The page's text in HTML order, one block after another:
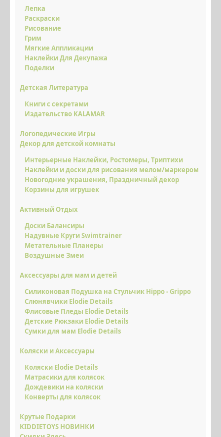
Лепка
Раскраски
Рисование
Грим
Мягкие Аппликации
Наклейки Для Декупажа
Поделки
Детская Литература
Книги с секретами
Издательство KALAMAR
Логопедические Игры
Декор для детской комнаты
Интерьерные Наклейки, Ростомеры, Триптихи
Наклейки и доски для рисования мелом/маркером
Новогодние украшения, Праздничный декор
Корзины для игрушек
Активный Отдых
Доски Балансиры
Надувные Круги Swimtrainer
Метательные Планеры
Воздушные Змеи
Аксессуары для мам и детей
Силиконовая Подушка на Стульчик Hippo - Grippo
Слюнявчики Elodie Details
Флисовые Пледы Elodie Details
Детские Рюкзаки Elodie Details
Сумки для мам Elodie Details
Коляски и Аксессуары
Коляски Elodie Details
Матрасики для колясок
Дождевики на коляски
Конверты для колясок
Крутые Подарки
KIDDIETOYS НОВИНКИ